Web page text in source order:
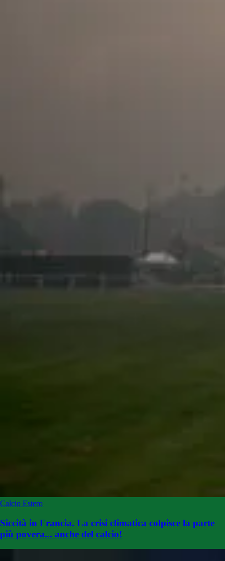
Calcio Estero
Siccità in Francia. La crisi climatica colpisce la parte
più povera... anche del calcio!